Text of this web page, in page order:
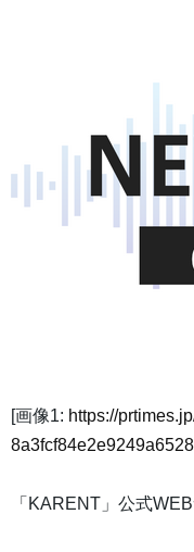
[画像1: https://
「KARENT」公式WEB